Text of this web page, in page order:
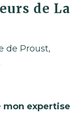
de La
de Proust,
mon expertise